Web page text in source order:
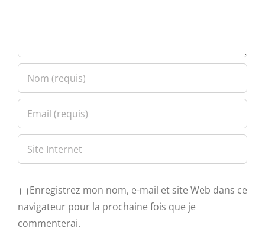
Enregistrez mon nom, e-mail et site Web dans ce
navigateur pour la prochaine fois que je
commenterai.